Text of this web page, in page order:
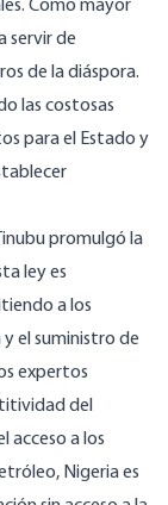
Como mayor
servir de
de la diáspora.
las costosas
para el
Estado y
promulgó la
ley es
a los
el suministro de
expertos
del
acceso a los
Nigeria es